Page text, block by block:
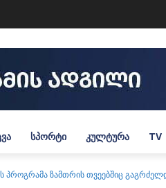
ᲡᲞᲝᲠᲢᲘ ᲙᲣᲚᲢᲣᲠᲐ TV
პროგრამა ზამთრის თვეებშიც